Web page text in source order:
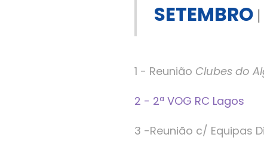
SETEMBRO|
1 - Reunião Clubes do
2 - 2ª VOG RC Lagos
3 -Reunião c/ Equipas